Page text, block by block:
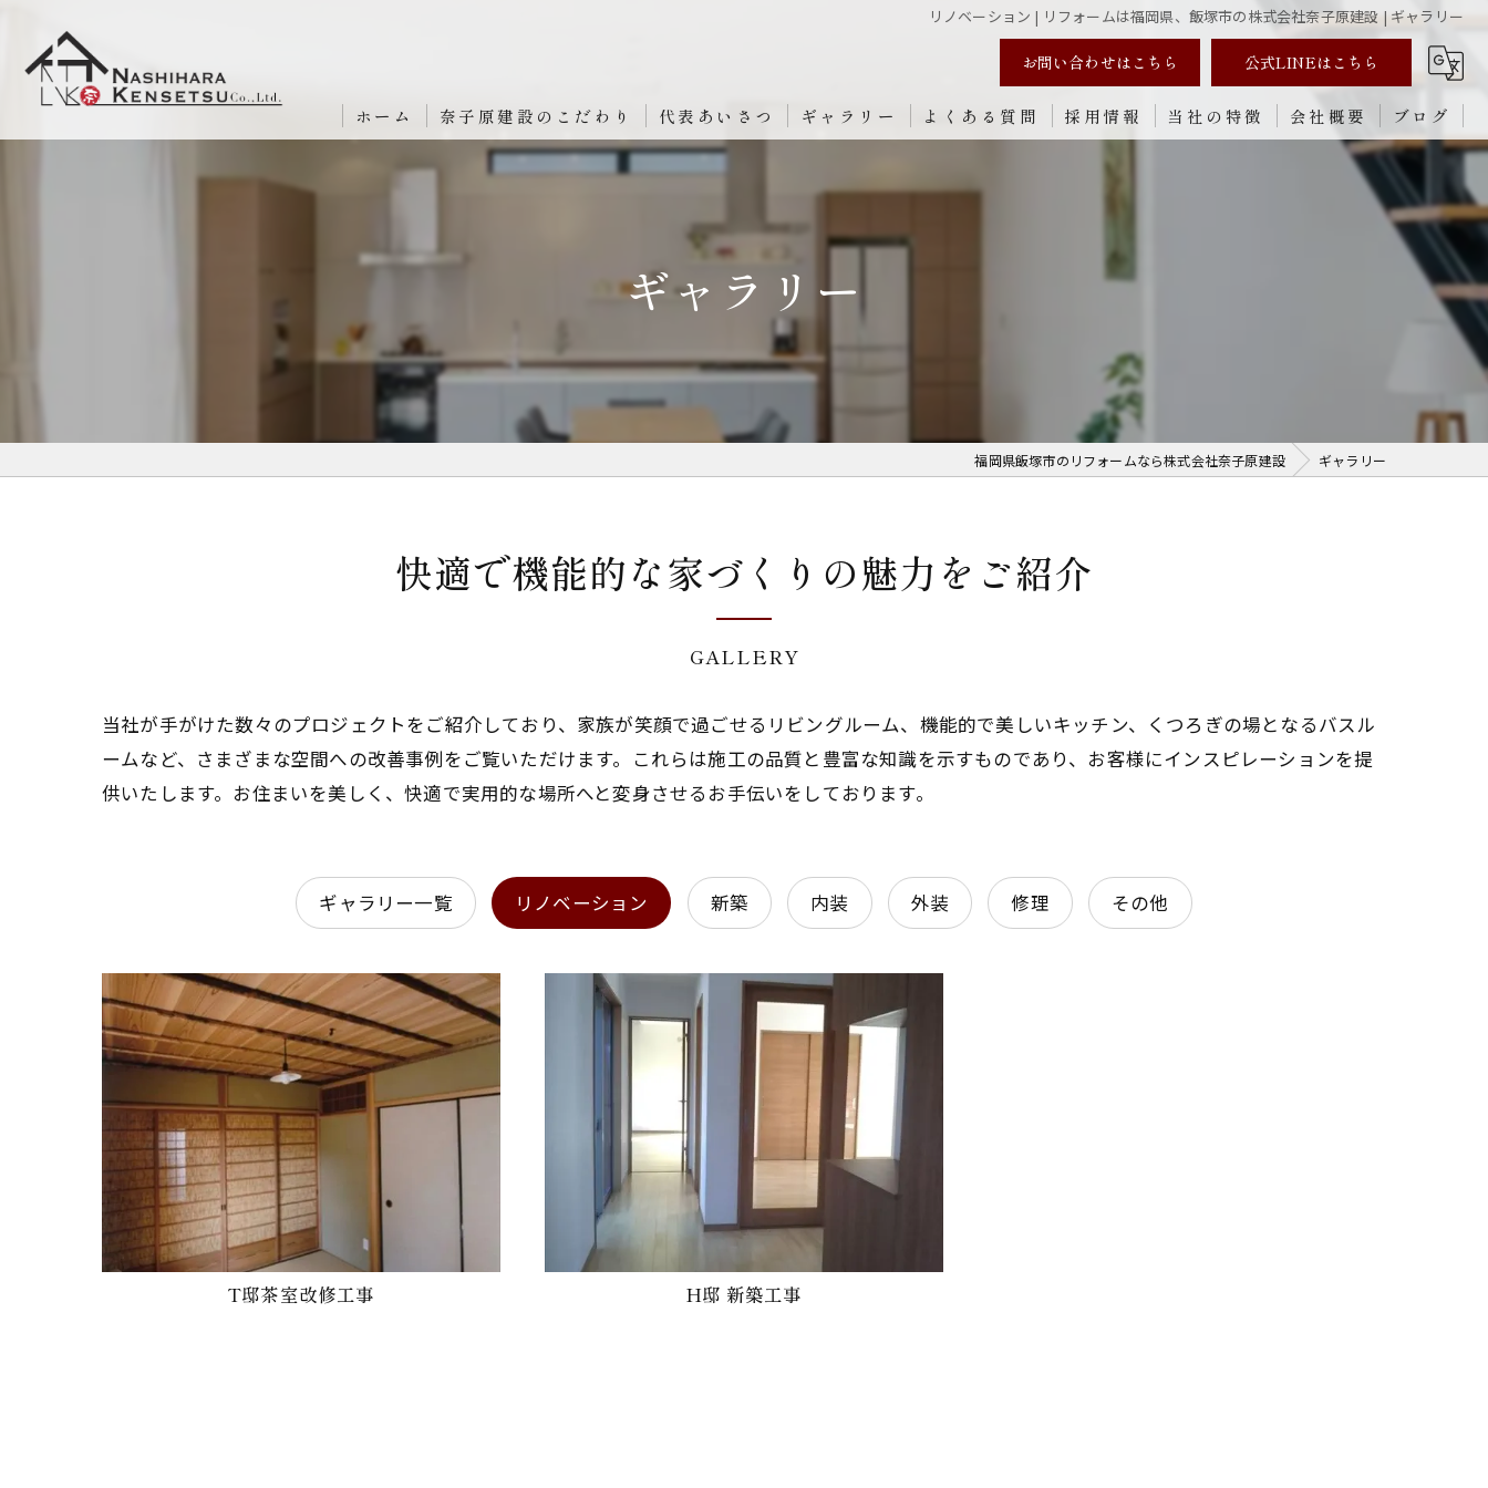
リノベーション | リフォームは福岡県、飯塚市の株式会社奈子原建設 | ギャラリー
お問い合わせはこちら 公式LINEはこちら
ホーム 奈子原建設のこだわり 代表あいさつ ギャラリー よくある質問 採用情報 当社の特徴 会社概要 ブログ
ギャラリー
福岡県飯塚市のリフォームなら株式会社奈子原建設 ギャラリー
快適で機能的な家づくりの魅力をご紹介
GALLERY
当社が手がけた数々のプロジェクトをご紹介しており、家族が笑顔で過ごせるリビングルーム、機能的で美しいキッチン、くつろぎの場となるバスル
ームなど、さまざまな空間への改善事例をご覧いただけます。これらは施工の品質と豊富な知識を示すものであり、お客様にインスピレーションを提
供いたします。お住まいを美しく、快適で実用的な場所へと変身させるお手伝いをしております。
ギャラリー一覧 リノベーション 新築 内装 外装 修理 その他
T邸茶室改修工事 H邸 新築工事